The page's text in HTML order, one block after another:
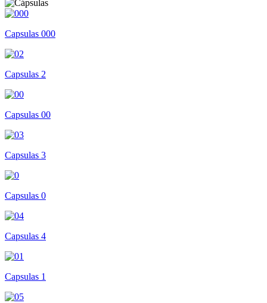
Capsulas 000
Capsulas 2
Capsulas 00
Capsulas 3
Capsulas 0
Capsulas 4
Capsulas 1